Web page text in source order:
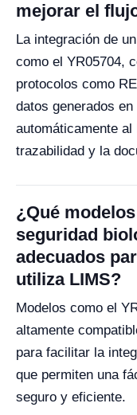
mejorar el
La integración de
como el YR05704,
protocolos como
datos generados
automáticamente
trazabilidad y la
¿Qué
seguridad
adecuados
utiliza LIMS?
Modelos como el
altamente
para facilitar la
que permiten una
seguro y eficiente.